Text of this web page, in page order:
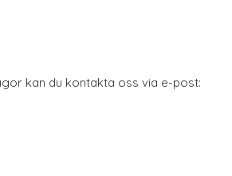
kan du kontakta oss via e-post: